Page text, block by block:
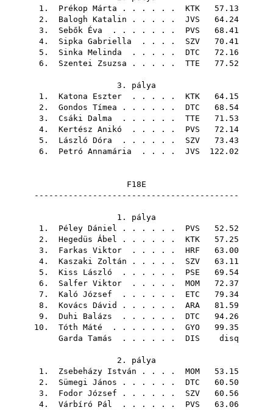
1. Prékop Márta . . . . . . KTK 57.13
2. Balogh Katalin . . . . . JVS 64.24
3. Sebők Éva . . . . . . . PVS 68.41
4. Sipka Gabriella . . . . SZV 70.41
5. Sinka Melinda . . . . . DTC 72.16
6. Szentei Zsuzsa . . . . . TTE 77.52
3. pálya
1. Katona Eszter . . . . . KTK 64.15
2. Gondos Tímea . . . . . . DTC 68.54
3. Csáki Dalma . . . . . . TTE 71.53
4. Kertész Anikó . . . . . PVS 72.14
5. László Dóra . . . . . . SZV 73.43
6. Petró Annamária . . . . JVS 122.02
F18E
------------------------------------------
1. pálya
1. Péley Dániel . . . . . . PVS 52.52
2. Hegedüs Ábel . . . . . . KTK 57.25
3. Farkas Viktor . . . . . HRF 63.00
4. Kaszaki Zoltán . . . . . SZV 63.11
5. Kiss László . . . . . . PSE 69.54
6. Salfer Viktor . . . . . MOM 72.37
7. Kaló József . . . . . . ETC 79.34
8. Kovács Dávid . . . . . . ARA 81.59
9. Duhi Balázs . . . . . . DTC 94.26
10. Tóth Máté . . . . . . . GYO 99.35
Garda Tamás . . . . . . DIS disq
2. pálya
1. Zsebeházy István . . . . MOM 53.15
2. Sümegi János . . . . . . DTC 60.50
3. Fodor József . . . . . . SZV 60.56
4. Várbíró Pál . . . . . . PVS 63.06